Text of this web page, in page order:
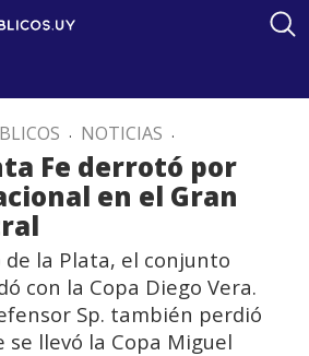
. NOTICIAS .
Fe derrotó por
en el Gran
de la Plata, el conjunto
con la Copa Diego Vera.
Sp. también perdió
se llevó la Copa Miguel